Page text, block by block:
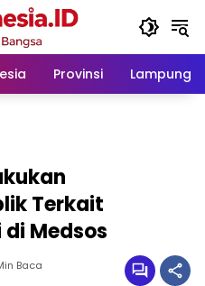
Provinsi Lampung
Terkait
Medsos
Baca